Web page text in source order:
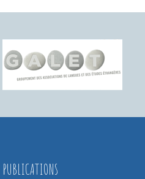
PUBLICATIONS